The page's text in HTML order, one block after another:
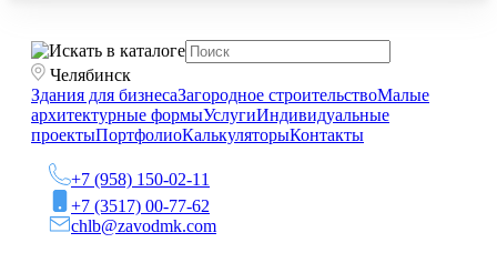
Челябинск
Здания для бизнесаЗагородное строительствоМалые
архитектурные формыУслугиИндивидуальные
проектыПортфолиоКалькуляторыКонтакты
+7 (958) 150-02-11
+7 (3517) 00-77-62
chlb@zavodmk.com